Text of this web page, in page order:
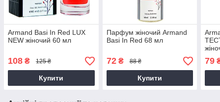
Armand Basi In Red LUX
NEW жіночий 60 мл
108 ₴ 125 ₴
Купити
Парфум жіночий Armand
Basi In Red 68 мл
72₴ 88 ₴
Купити
79